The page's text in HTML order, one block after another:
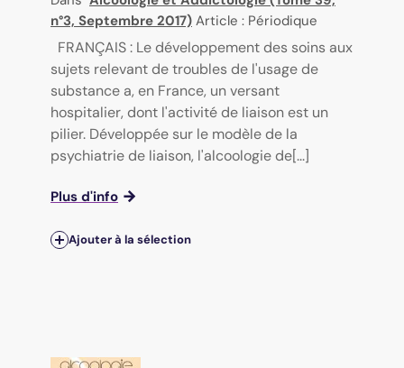
n°3, Septembre 2017) Article : Périodique
FRANÇAIS : Le développement des soins aux
sujets relevant de troubles de l'usage de
substance a, en France, un versant
hospitalier, dont l'activité de liaison est un
pilier. Développée sur le modèle de la
psychiatrie de liaison, l'alcoologie de[...]
Plus d'info
Ajouter à la sélection